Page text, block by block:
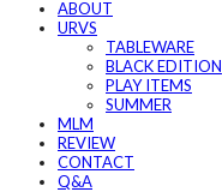
ABOUT
URVS
TABLEWARE
BLACK EDITION
PLAY ITEMS
SUMMER
MLM
REVIEW
CONTACT
Q&A